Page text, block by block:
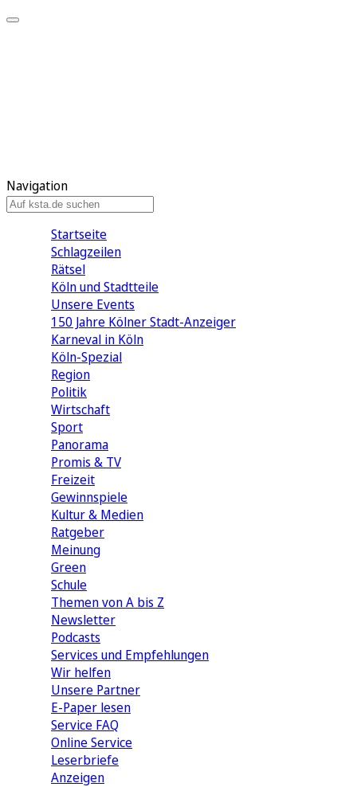
Navigation
Startseite
Schlagzeilen
Rätsel
Köln und Stadtteile
Unsere Events
150 Jahre Kölner Stadt-Anzeiger
Karneval in Köln
Köln-Spezial
Region
Politik
Wirtschaft
Sport
Panorama
Promis & TV
Freizeit
Gewinnspiele
Kultur & Medien
Ratgeber
Meinung
Green
Schule
Themen von A bis Z
Newsletter
Podcasts
Services und Empfehlungen
Wir helfen
Unsere Partner
E-Paper lesen
Service FAQ
Online Service
Leserbriefe
Anzeigen